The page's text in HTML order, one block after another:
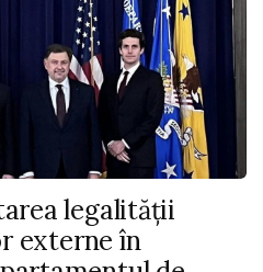
legalității
externe în